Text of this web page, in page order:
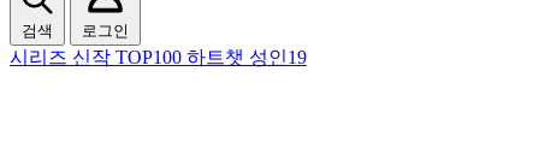
검색 로그인
시리즈 신작 TOP100 하트챗 성인19